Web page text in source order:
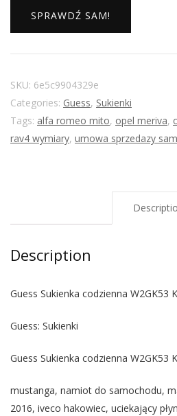
SPRAWDŹ SAM!
SKU: 6e5c9904329e
Categories: Guess, Sukienki
Tags: alfa romeo mito, opel meriva,
rav4 wymiary, umowa sprzedazy
Description
Guess Sukienka codzienna W2GK53
Guess: Sukienki
Guess Sukienka codzienna W2GK53
mustanga, namiot do samochodu,
2016, iveco hakowiec, uciekający